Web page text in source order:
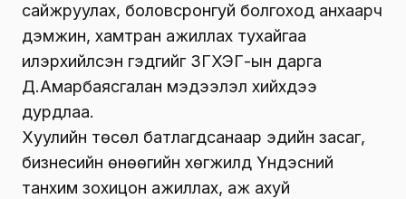
сайжруулах, боловсронгуй болгоход анхаарч
дэмжин, хамтран ажиллах тухайгаа
илэрхийлсэн гэдгийг ЗГХЭГ-ын дарга
Д.Амарбаясгалан мэдээлэл хийхдээ
дурдлаа.
Хуулийн төсөл батлагдсанаар эдийн засаг,
бизнесийн өнөөгийн хөгжилд Үндэсний
танхим зохицон ажиллах, аж ахуй